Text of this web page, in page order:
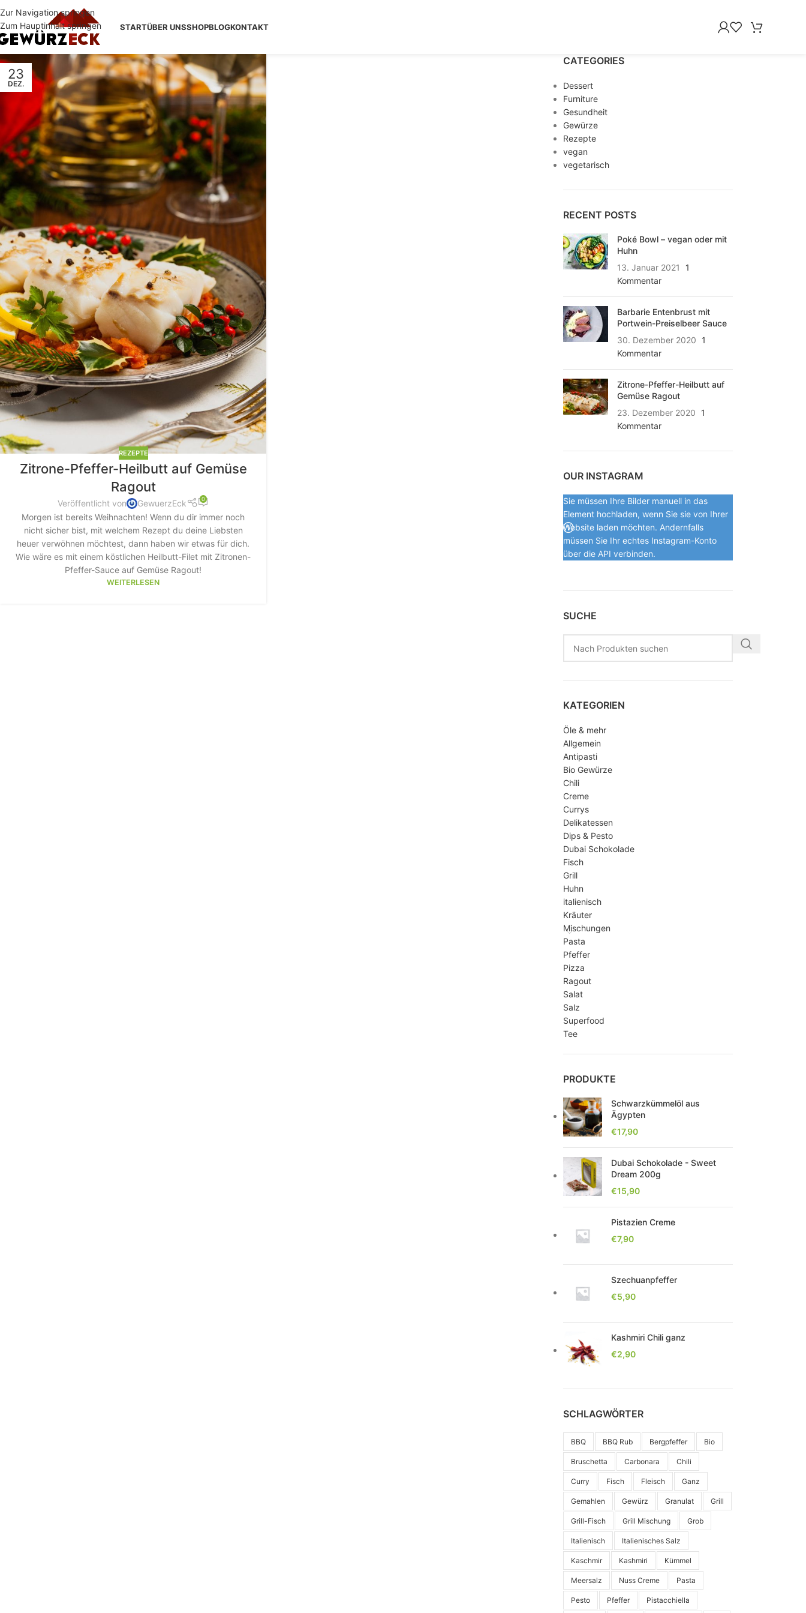
Zur Navigation springen
Zum Hauptinhalt springen
STARTÜBER UNSSHOPBLOGKONTAKT
23
DEZ.
REZEPTE
Zitrone-Pfeffer-Heilbutt auf Gemüse
Ragout
Veröffentlicht von GewuerzEck 0
Morgen ist bereits Weihnachten! Wenn du dir immer noch
nicht sicher bist, mit welchem Rezept du deine Liebsten
heuer verwöhnen möchtest, dann haben wir etwas für dich.
Wie wäre es mit einem köstlichen Heilbutt-Filet mit Zitronen-
Pfeffer-Sauce auf Gemüse Ragout!
WEITERLESEN
CATEGORIES
Dessert
Furniture
Gesundheit
Gewürze
Rezepte
vegan
vegetarisch
RECENT POSTS
Poké Bowl – vegan oder mit
Huhn
13. Januar 2021
1
Kommentar
Barbarie Entenbrust mit
Portwein-Preiselbeer Sauce
30. Dezember 2020
1
Kommentar
Zitrone-Pfeffer-Heilbutt auf
Gemüse Ragout
23. Dezember 2020
1
Kommentar
OUR INSTAGRAM
Sie müssen Ihre Bilder manuell in das
Element hochladen, wenn Sie sie von Ihrer
Website laden möchten. Andernfalls
müssen Sie Ihr echtes Instagram-Konto
über die API verbinden.
SUCHE
KATEGORIEN
Öle & mehr
Allgemein
Antipasti
Bio Gewürze
Chili
Creme
Currys
Delikatessen
Dips & Pesto
Dubai Schokolade
Fisch
Grill
Huhn
italienisch
Kräuter
Mischungen
Pasta
Pfeffer
Pizza
Ragout
Salat
Salz
Superfood
Tee
PRODUKTE
Schwarzkümmelöl aus
Ägypten
€17,90
Dubai Schokolade - Sweet
Dream 200g
€15,90
Pistazien Creme
€7,90
Szechuanpfeffer
€5,90
Kashmiri Chili ganz
€2,90
SCHLAGWÖRTER
BBQ BBQ Rub Bergpfeffer Bio
Bruschetta Carbonara Chili
Curry Fisch Fleisch Ganz
Gemahlen Gewürz Granulat Grill
Grill-Fisch Grill Mischung Grob
Italienisch Italienisches Salz
Kaschmir Kashmiri Kümmel
Meersalz Nuss Creme Pasta
Pesto Pfeffer Pistacchiella